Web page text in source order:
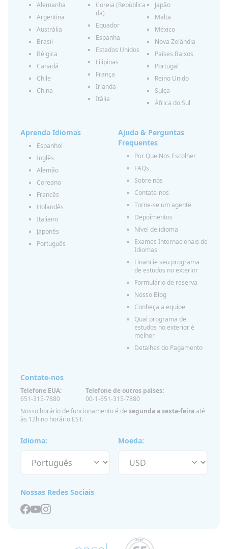
Alemanha
Argentina
Austrália
Brasil
Bélgica
Canadá
Chile
China
Coreia (República
da)
Equador
Espanha
Estados Unidos
Filipinas
França
Irlanda
Itália
Japão
Malta
México
Nova Zelândia
Países Baixos
Portugal
Reino Unido
Suíça
África do Sul
Aprenda Idiomas
Espanhol
Inglês
Alemão
Coreano
Francês
Holandês
Italiano
Japonês
Português
Ajuda & Perguntas
Frequentes
Por Que Nos Escolher
FAQs
Sobre nós
Contate-nos
Torne-se um agente
Depoimentos
Nível de idioma
Exames Internacionais de
Idiomas
Financie seu programa
de estudos no exterior
Formulário de reserva
Nosso Blog
Conheça a equipe
Qual programa de
estudos no exterior é
melhor
Detalhes do Pagamento
Idioma: Moeda:
Contate-nos
Telefone EUA:
651-315-7880
Telefone de outros países:
00-1-651-315-7880
Nosso horário de funcionamento é de segunda a sexta-feiraaté
às 12h no horário EST.
Nossas Redes Sociais